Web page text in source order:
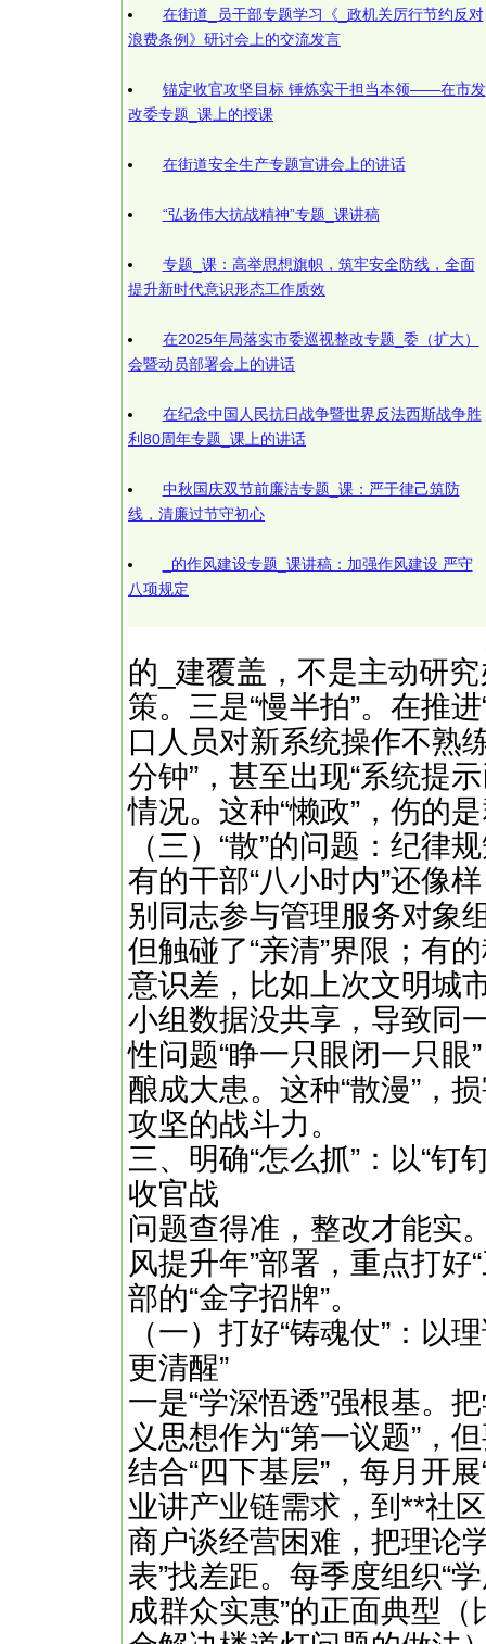
在街道_员干部专题学习《_政机关厉行节约反对
浪费条例》研讨会上的交流发言
锚定收官攻坚目标 锤炼实干担当本领——在市发
改委专题_课上的授课
在街道安全生产专题宣讲会上的讲话
“弘扬伟大抗战精神”专题_课讲稿
专题_课：高举思想旗帜，筑牢安全防线，全面
提升新时代意识形态工作质效
在2025年局落实市委巡视整改专题_委（扩大）
会暨动员部署会上的讲话
在纪念中国人民抗日战争暨世界反法西斯战争胜
利80周年专题_课上的讲话
中秋国庆双节前廉洁专题_课：严于律己筑防
线，清廉过节守初心
_的作风建设专题_课讲稿：加强作风建设 严守
八项规定
的_建覆盖，不是主动研
策。三是“慢半拍”。在推
口人员对新系统操作不熟
分钟”，甚至出现“系统提
情况。这种“懒政”，伤的
（三）“散”的问题：纪律
有的干部“八小时内”还像
别同志参与管理服务对象
但触碰了“亲清”界限；有
意识差，比如上次文明城
小组数据没共享，导致同
性问题“睁一只眼闭一只眼
酿成大患。这种“散漫”，
攻坚的战斗力。
三、明确“怎么抓”：以“钉
收官战
问题查得准，整改才能实
风提升年”部署，重点打
部的“金字招牌”。
（一）打好“铸魂仗”：以
更清醒”
一是“学深悟透”强根基。
义思想作为“第一议题”，
结合“四下基层”，每月开
业讲产业链需求，到**社
商户谈经营困难，把理论
表”找差距。每季度组织“
成群众实惠”的正面典型（